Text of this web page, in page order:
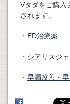
Vタダをご購入
されます。
・ ED治療薬
・ シアリスジ
・ 早漏改善・